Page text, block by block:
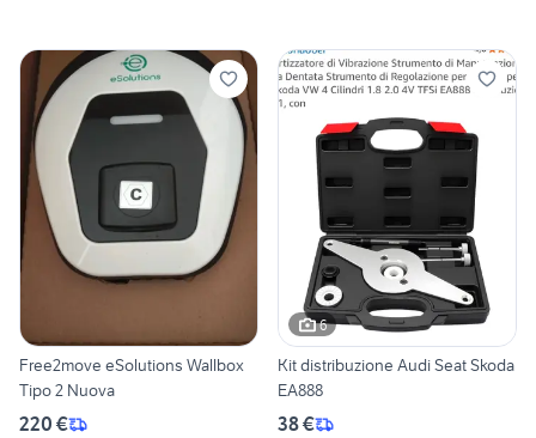
Free2move eSolutions Wallbox
Tipo 2 Nuova
220 €
6
Kit distribuzione Audi Seat Skoda
EA888
38 €